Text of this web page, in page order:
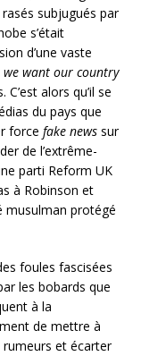
subjugués par
s’était
d’une vaste
we want our country
alors qu’il se
du pays que
force fake news sur
de l’extrême-
parti Reform UK
à Robinson et
musulman protégé
foules fascisées
les bobards que
à la
de mettre à
et écarter